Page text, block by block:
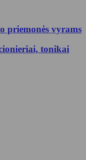
priemonės vyrams
tonikai